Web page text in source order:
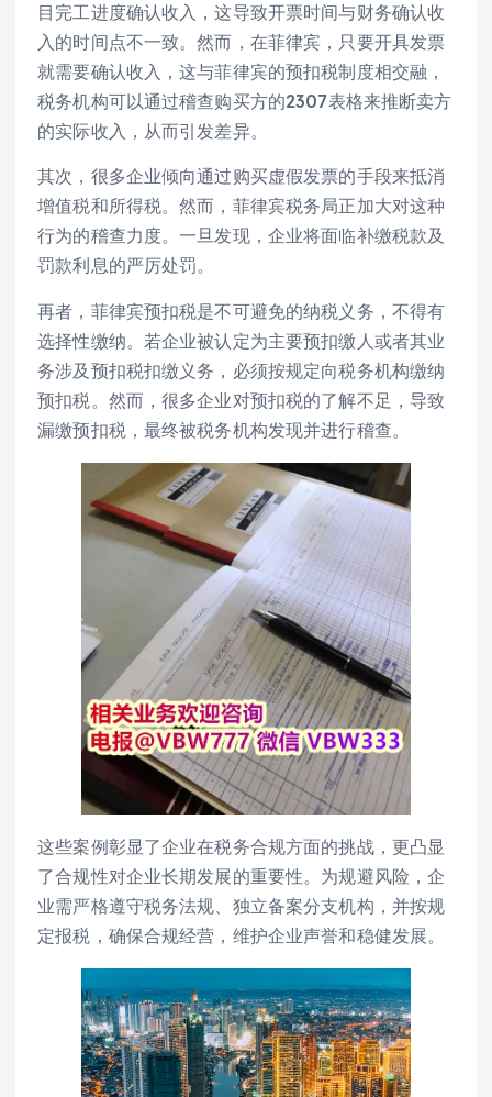
目完工进度确认收入，这导致开票时间与财务确认收
入的时间点不一致。然而，在菲律宾，只要开具发票
就需要确认收入，这与菲律宾的预扣税制度相交融，
税务机构可以通过稽查购买方的2307表格来推断卖方
的实际收入，从而引发差异。
其次，很多企业倾向通过购买虚假发票的手段来抵消
增值税和所得税。然而，菲律宾税务局正加大对这种
行为的稽查力度。一旦发现，企业将面临补缴税款及
罚款利息的严厉处罚。
再者，菲律宾预扣税是不可避免的纳税义务，不得有
选择性缴纳。若企业被认定为主要预扣缴人或者其业
务涉及预扣税扣缴义务，必须按规定向税务机构缴纳
预扣税。然而，很多企业对预扣税的了解不足，导致
漏缴预扣税，最终被税务机构发现并进行稽查。
这些案例彰显了企业在税务合规方面的挑战，更凸显
了合规性对企业长期发展的重要性。为规避风险，企
业需严格遵守税务法规、独立备案分支机构，并按规
定报税，确保合规经营，维护企业声誉和稳健发展。